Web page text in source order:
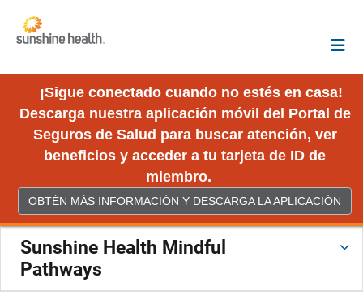
¡Sigue conectado cuando no estés en casa!
Descarga nuestra aplicación móvil del Portal de
Seguros de Salud para buscar atención, ver
beneficios y acceder a tu tarjeta de ID de
miembro.
OBTÉN MÁS INFORMACIÓN Y DESCARGA LA APLICACIÓN
Sunshine Health Mindful
Pathways